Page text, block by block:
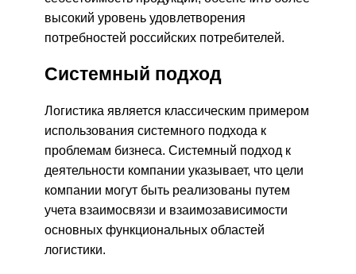
высокий уровень удовлетворения
потребностей российских потребителей.
Системный подход
Логистика является классическим примером
использования системного подхода к
проблемам бизнеса. Системный подход к
деятельности компании указывает, что цели
компании могут быть реализованы путем
учета взаимосвязи и взаимозависимости
основных функциональных областей
логистики.